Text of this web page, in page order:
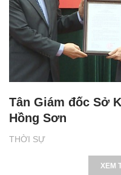
THỜI SỰ
Tân Giám đốc Sở
Hồng Sơn
XEM